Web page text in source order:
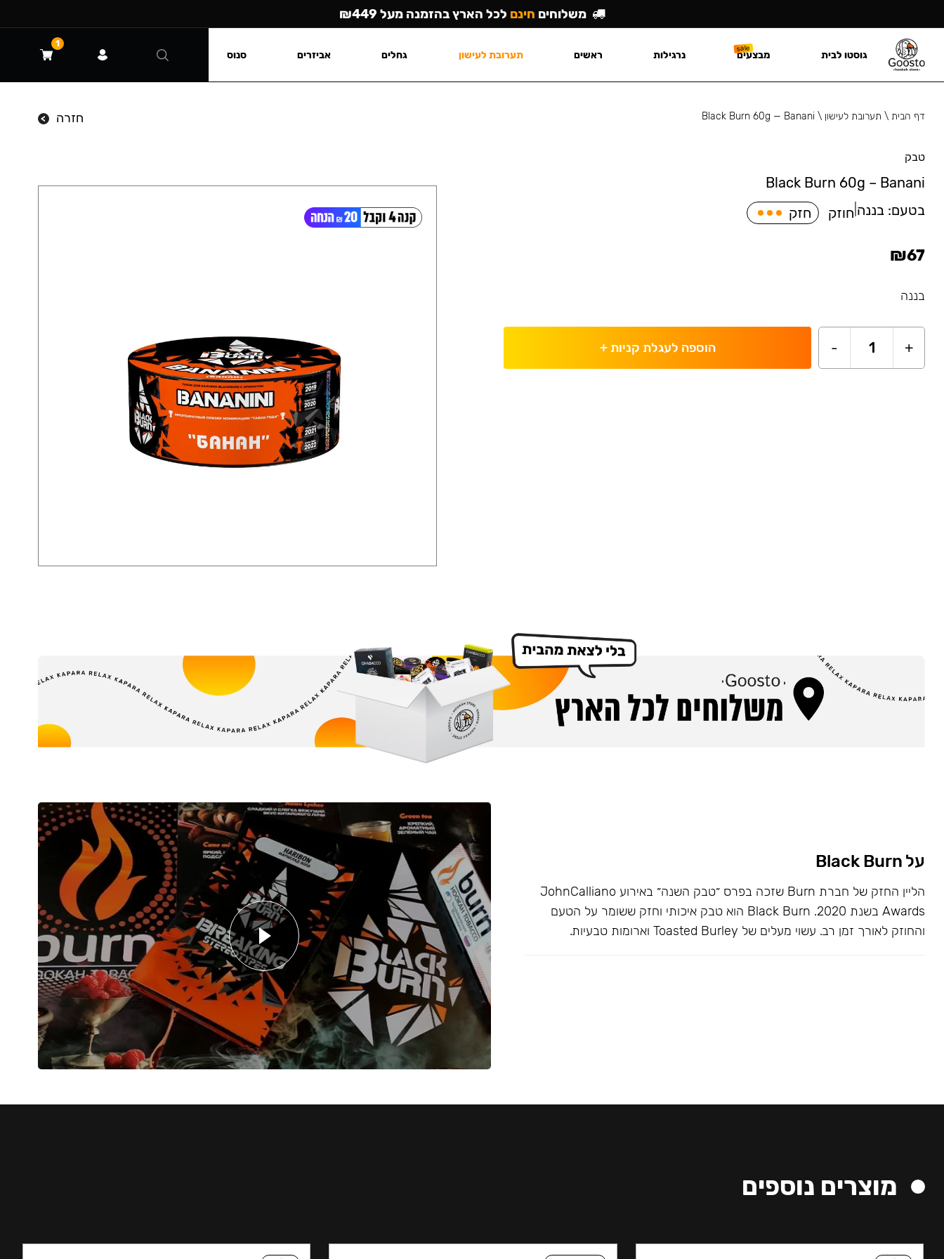
דף הבית\ תערובת לעישון \
Black Burn 60g — Banani חזרה
טבק
Black Burn 60g – Banani
בטעם: בננה חוזק חזק
₪67
בננה
+
1
- הוספה לעגלת קניות+
על Black Burn
הליין החזק של חברת Burn שזכה בפרס ״טבק השנה״ באירוע JohnCalliano
Awards בשנת 2020. Black Burn הוא טבק איכותי וחזק ששומר על הטעם
והחוזק לאורך זמן רב. עשוי מעלים של Toasted Burley וארומות טבעיות.
מוצרים נוספים
משלוחים חינם לכל הארץ בהזמנה מעל ₪449
גוסטו לבית מבצעים נרגילות ראשים תערובת לעישון גחלים אביזרים סנוס
1